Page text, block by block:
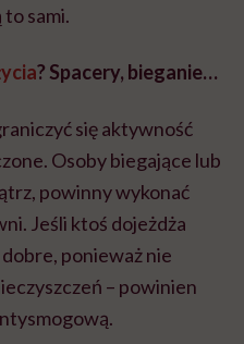
sami.
? Spacery, bieganie…
się aktywność
Osoby biegające lub
powinny wykonać
Jeśli ktoś dojeżdża
ponieważ nie
– powinien